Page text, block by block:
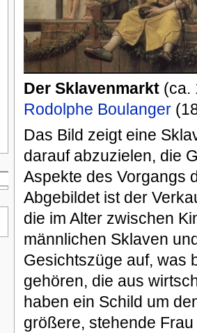
Der Sklavenmarkt(ca.
Rodolphe Boulanger
Das Bild zeigt eine
darauf abzuzielen, die
Aspekte des Vorgangs
Abgebildet ist der
die im Alter zwischen
männlichen Sklaven
Gesichtszüge auf, was
gehören, die aus
haben ein Schild um
größere, stehende